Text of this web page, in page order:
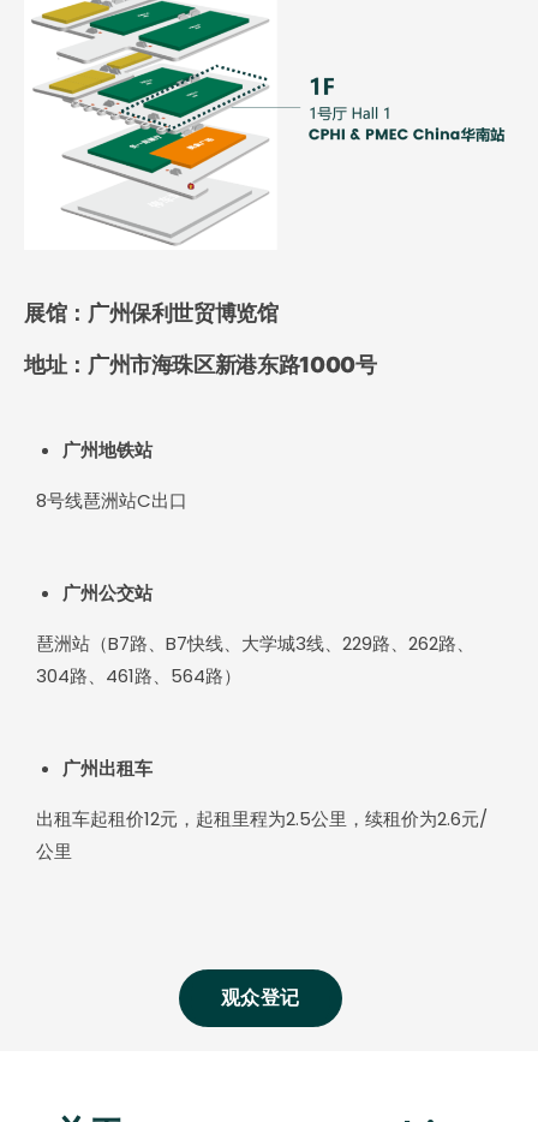
展馆：广州保利世贸博览馆
地址：广州市海珠区新港东路1000号
广州地铁站
8号线琶洲站C出口
广州公交站
琶洲站（B7路、B7快线、大学城3线、229路、262路、
304路、461路、564路）
广州出租车
出租车起租价12元，起租里程为2.5公里，续租价为2.6元/
公里
观众登记